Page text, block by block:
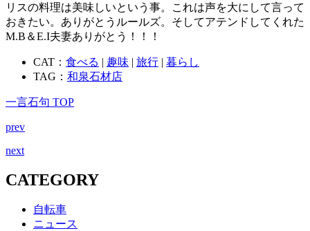
リスの料理は美味しいという事。これは声を大にして言って
おきたい。ありがとうルールズ。そしてアテンドしてくれた
M.B＆E.I夫妻ありがとう！！！
CAT： 食べる | 趣味 | 旅行 | 暮らし
TAG： 和泉石材店
一言石句 TOP
prev
next
CATEGORY
自転車
ニュース